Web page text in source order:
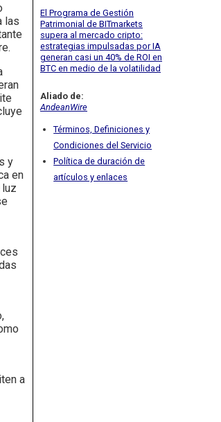
las
y
en
a
El Programa de Gestión
Patrimonial de BITmarkets
supera al mercado cripto:
estrategias impulsadas por IA
generan casi un 40% de ROI en
BTC en medio de la volatilidad
Aliado de:
AndeanWire
Términos, Definiciones y
Condiciones del Servicio
Política de duración de
artículos y enlaces